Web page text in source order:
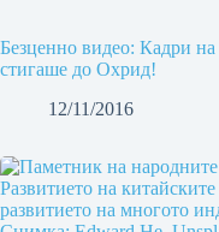
Безценно видео: Кадри
стигаше до Охрид!
12/11/2016